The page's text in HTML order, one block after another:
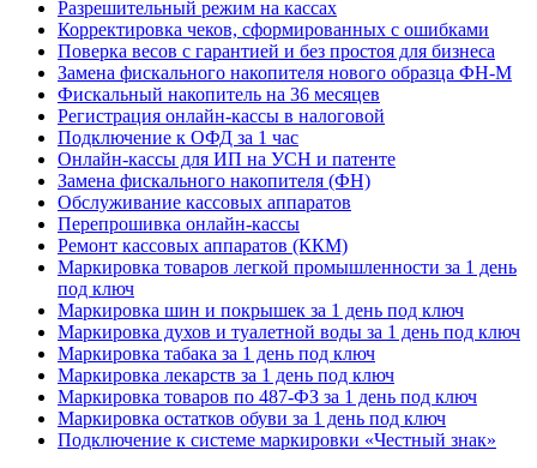
Разрешительный режим на кассах
Корректировка чеков, сформированных с ошибками
Поверка весов с гарантией и без простоя для бизнеса
Замена фискального накопителя нового образца ФН-М
Фискальный накопитель на 36 месяцев
Регистрация онлайн-кассы в налоговой
Подключение к ОФД за 1 час
Онлайн-кассы для ИП на УСН и патенте
Замена фискального накопителя (ФН)
Обслуживание кассовых аппаратов
Перепрошивка онлайн-кассы
Ремонт кассовых аппаратов (ККМ)
Маркировка товаров легкой промышленности за 1 день
под ключ
Маркировка шин и покрышек за 1 день под ключ
Маркировка духов и туалетной воды за 1 день под ключ
Маркировка табака за 1 день под ключ
Маркировка лекарств за 1 день под ключ
Маркировка товаров по 487-ФЗ за 1 день под ключ
Маркировка остатков обуви за 1 день под ключ
Подключение к системе маркировки «Честный знак»